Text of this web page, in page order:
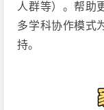
人群等）。帮助
多学科协作模式
持。